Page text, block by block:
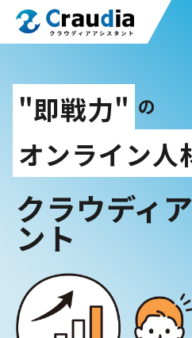
"即戦力" の
オンライン人
クラウディ
ント